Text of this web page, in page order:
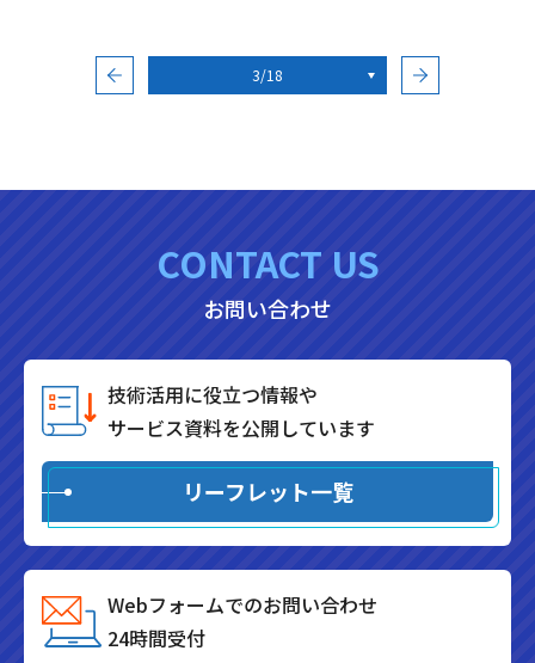
3/18
CONTACT US
お問い合わせ
技術活用に役立つ情報や
サービス資料を公開しています
リーフレット一覧
Webフォームでのお問い合わせ
24時間受付